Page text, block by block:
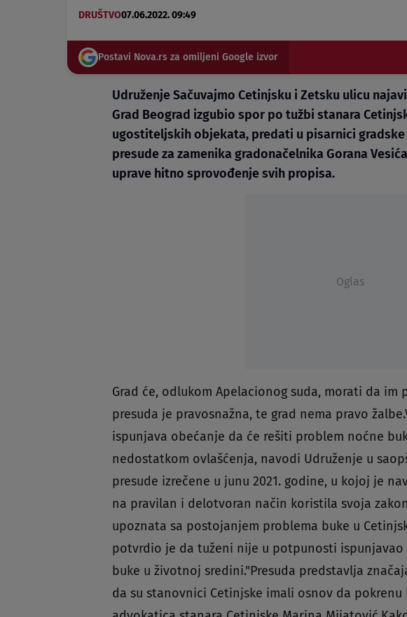
DRUŠTVO07.06.2022. 09:49
Postavi Nova.rs za omiljeni Google izvor
Udruženje Sačuvajmo Cetinjsku i Zetsku ulicu
Grad Beograd izgubio spor po tužbi stanara
ugostiteljskih objekata, predati u pisarnici
presude za zamenika gradonačelnika Gorana
uprave hitno sprovođenje svih propisa.
Oglas
Grad će, odlukom Apelacionog suda, morati da
presuda je pravosnažna, te grad nema pravo
ispunjava obećanje da će rešiti problem noćne
nedostatkom ovlašćenja, navodi Udruženje u
presude izrečene u junu 2021. godine, u kojoj je
na pravilan i delotvoran način koristila svoja
upoznata sa postojanjem problema buke u
potvrdio je da tuženi nije u potpunosti ispunjavao
buke u životnoj sredini."Presuda predstavlja
da su stanovnici Cetinjske imali osnov da